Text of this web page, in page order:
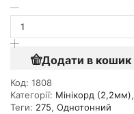
Додати в кошик
Код: 1808
Категорії: Мінікорд (2,2мм),
Теги: 275, Однотонний